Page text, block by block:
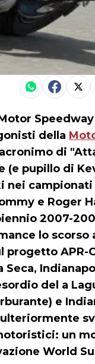
Speedway
della
di
(e pupillo di
e Roger
2007-
lo scorso
APR-
del a
e
un
World